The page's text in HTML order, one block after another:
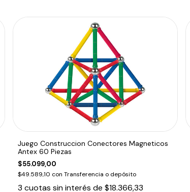
Juego Construccion Conectores Magneticos
Antex 60 Piezas
$55.099,00
$49.589,10 con Transferencia o depósito
3 cuotas sin interés de $18.366,33